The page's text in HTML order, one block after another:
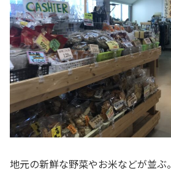
地元の新鮮な野菜やお米などが並ぶ。